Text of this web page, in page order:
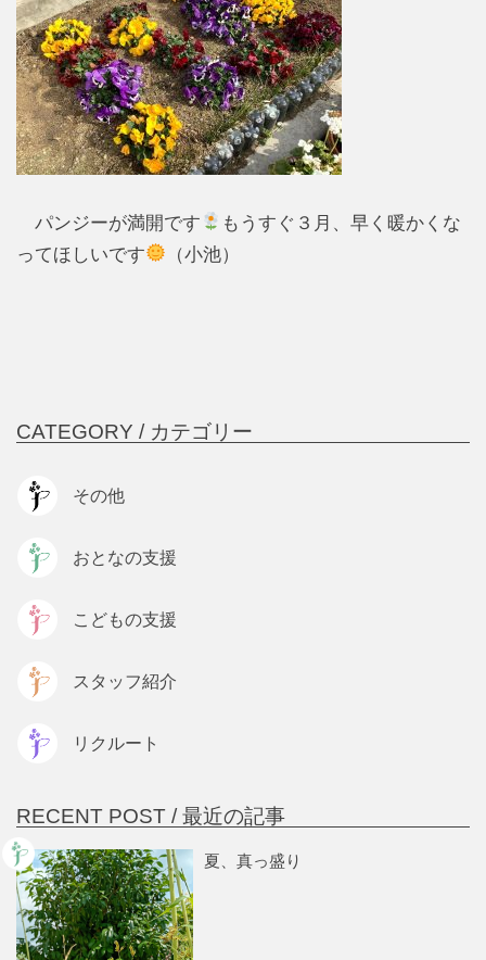
パンジーが満開です
もうすぐ３月、早く暖かくな
ってほしいです
（小池）
CATEGORY / カテゴリー
その他
おとなの支援
こどもの支援
スタッフ紹介
リクルート
RECENT POST /最近の記事
夏、真っ盛り